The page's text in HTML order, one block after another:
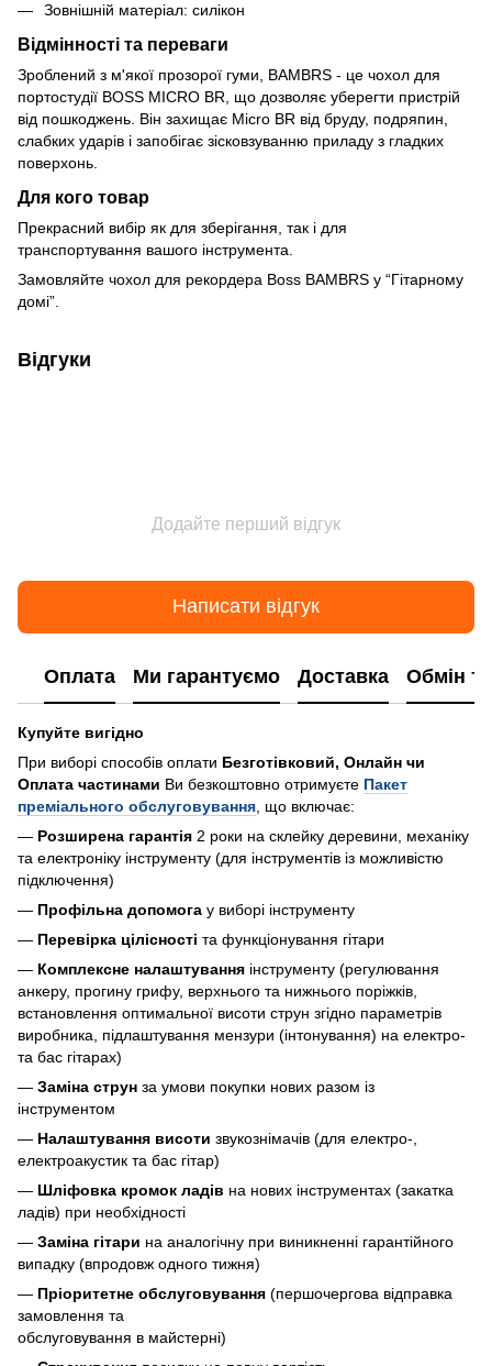
Зовнішній матеріал: силікон
Відмінності та переваги
Зроблений з м'якої прозорої гуми, BAMBRS - це чохол для
портостудії BOSS MICRO BR, що дозволяє уберегти пристрій
від пошкоджень. Він захищає Micro BR від бруду, подряпин,
слабких ударів і запобігає зісковзуванню приладу з гладких
поверхонь.
Для кого товар
Прекрасний вибір як для зберігання, так і для
транспортування вашого інструмента.
Замовляйте чохол для рекордера Boss BAMBRS у “Гітарному
домі”.
Відгуки
Додайте перший відгук
Написати відгук
Оплата Ми гарантуємо Доставка Обмін
Купуйте вигідно
При виборі способів оплати Безготівковий, Онлайн чи
Оплата частинами Ви безкоштовно отримуєте Пакет
преміального обслуговування , що включає:
— Розширена гарантія 2 роки на склейку деревини, механіку
та електроніку інструменту (для інструментів із можливістю
підключення)
— Профільна допомога у виборі інструменту
— Перевірка цілісності та функціонування гітари
— Комплексне налаштування інструменту (регулювання
анкеру, прогину грифу, верхнього та нижнього поріжків,
встановлення оптимальної висоти струн згідно параметрів
виробника, підлаштування мензури (інтонування) на електро-
та бас гітарах)
— Заміна струн за умови покупки нових разом із
інструментом
— Налаштування висоти звукознімачів (для електро-,
електроакустик та бас гітар)
— Шліфовка кромок ладів на нових інструментах (закатка
ладів) при необхідності
— Заміна гітари на аналогічну при виникненні гарантійного
випадку (впродовж одного тижня)
— Пріоритетне обслуговування (першочергова відправка
замовлення та
обслуговування в майстерні)